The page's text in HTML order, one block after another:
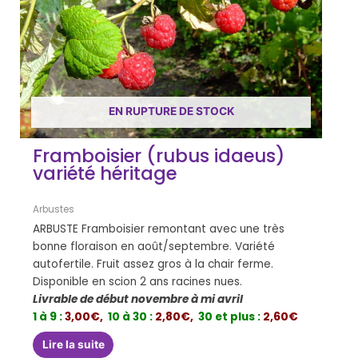
EN RUPTURE DE STOCK
Framboisier (rubus idaeus)
variété héritage
Arbustes
ARBUSTE Framboisier remontant avec une très
bonne floraison en août/septembre. Variété
autofertile. Fruit assez gros à la chair ferme.
Disponible en scion 2 ans racines nues.
Livrable de début novembre à mi avril
1 à 9 :3,00€, 10 à 30 : 2,80€, 30 et plus : 2,60€
Lire la suite